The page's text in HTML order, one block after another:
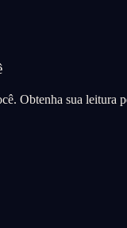
Obtenha sua leitura